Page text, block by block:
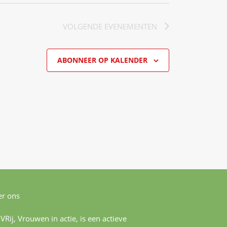
VOLGENDE EVENEMENTEN
ABONNEER OP KALENDER
ons
Vrouwen in actie, is een actieve